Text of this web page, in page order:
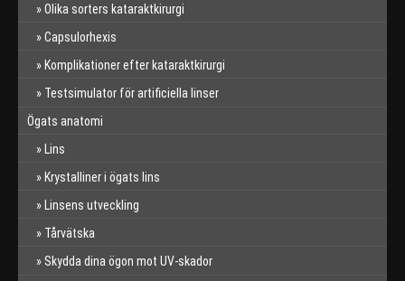
Olika sorters kataraktkirurgi
Capsulorhexis
Komplikationer efter kataraktkirurgi
Testsimulator för artificiella linser
Ögats anatomi
Lins
Krystalliner i ögats lins
Linsens utveckling
Tårvätska
Skydda dina ögon mot UV-skador